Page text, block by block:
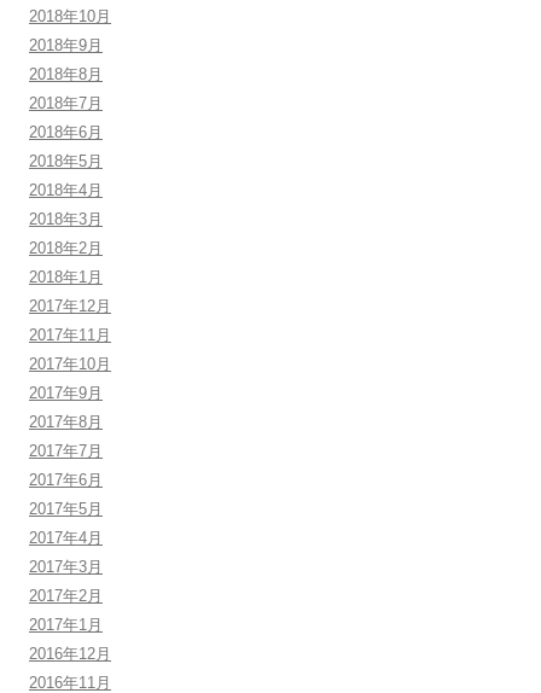
2018年10月
2018年9月
2018年8月
2018年7月
2018年6月
2018年5月
2018年4月
2018年3月
2018年2月
2018年1月
2017年12月
2017年11月
2017年10月
2017年9月
2017年8月
2017年7月
2017年6月
2017年5月
2017年4月
2017年3月
2017年2月
2017年1月
2016年12月
2016年11月